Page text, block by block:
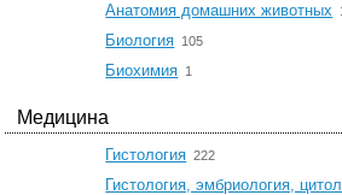
Анатомия домашних животных
Биология 105
Биохимия 1
Медицина
Гистология 222
Гистология, эмбриология,